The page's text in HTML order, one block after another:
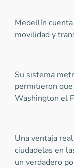
Medellín
movilidad y
Su sistema
permitieron
Washington el
Una ventaja
ciudadelas en
un verdadero